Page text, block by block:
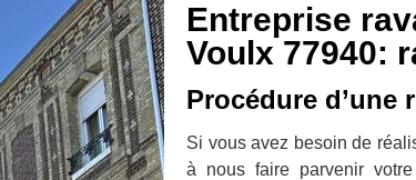
Entreprise
Voulx 77940:
Procédure d’une
Si vous avez besoin de
à nous faire parvenir